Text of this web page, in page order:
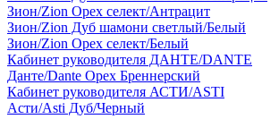
Зион/Zion Орех селект/Антрацит
Зион/Zion Дуб шамони светлый/Белый
Зион/Zion Орех селект/Белый
Кабинет руководителя ДАНТЕ/DANTE
Данте/Dante Орех Бреннерский
Кабинет руководителя АСТИ/ASTI
Асти/Asti Дуб/Черный